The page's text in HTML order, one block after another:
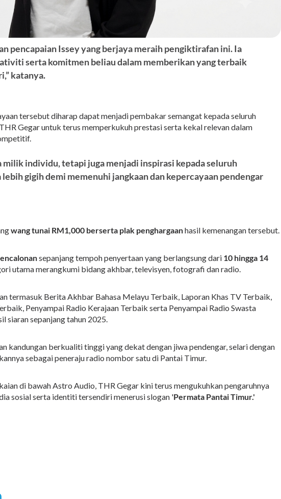
pencapaian Issey yang berjaya meraih pengiktirafan ini. Ia
serta komitmen beliau dalam memberikan yang terbaik
katanya.
tersebut diharap dapat menjadi pembakar semangat kepada seluruh
Gegar untuk terus memperkukuh prestasi serta kekal relevan dalam
milik individu, tetapi juga menjadi inspirasi kepada seluruh
gigih demi memenuhi jangkaan dan kepercayaan pendengar
wang tunai RM1,000 berserta plak penghargaanhasil kemenangan tersebut.
sepanjang tempoh penyertaan yang berlangsung dari 10 hingga 14
utama merangkumi bidang akhbar, televisyen, fotografi dan radio.
termasuk Berita Akhbar Bahasa Melayu Terbaik, Laporan Khas TV Terbaik,
Penyampai Radio Kerajaan Terbaik serta Penyampai Radio Swasta
siaran sepanjang tahun 2025.
kandungan berkualiti tinggi yang dekat dengan jiwa pendengar, selari dengan
sebagai peneraju radio nombor satu di Pantai Timur.
di bawah Astro Audio, THR Gegar kini terus mengukuhkan pengaruhnya
sosial serta identiti tersendiri menerusi slogan 'Permata Pantai Timur.'